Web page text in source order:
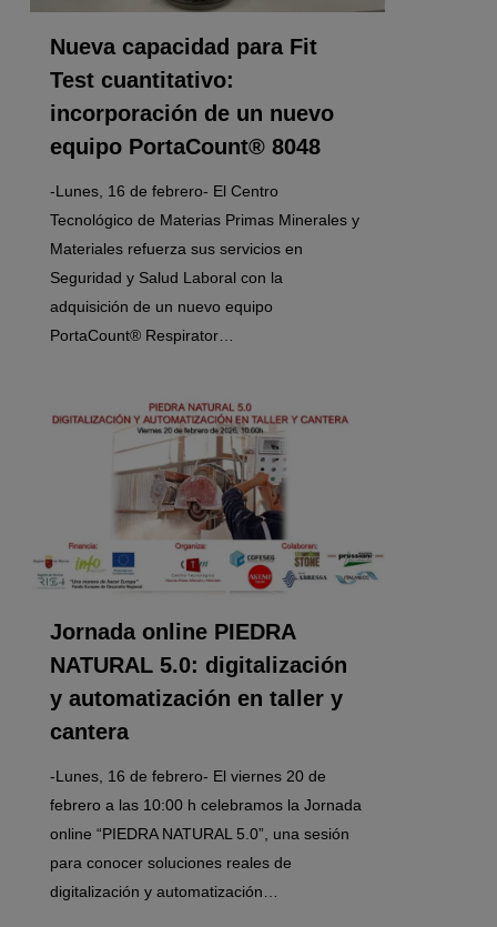
Nueva capacidad para Fit
Test cuantitativo:
incorporación de un nuevo
equipo PortaCount® 8048
-Lunes, 16 de febrero- El Centro
Tecnológico de Materias Primas Minerales y
Materiales refuerza sus servicios en
Seguridad y Salud Laboral con la
adquisición de un nuevo equipo
PortaCount® Respirator…
Jornada online PIEDRA
NATURAL 5.0: digitalización
y automatización en taller y
cantera
-Lunes, 16 de febrero- El viernes 20 de
febrero a las 10:00 h celebramos la Jornada
online “PIEDRA NATURAL 5.0”, una sesión
para conocer soluciones reales de
digitalización y automatización…
0